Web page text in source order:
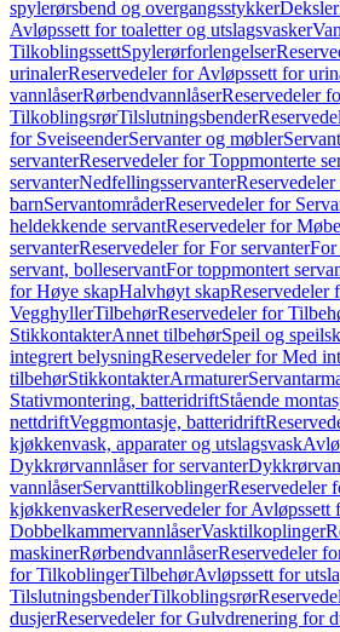
spylerørsbend og overgangsstykkerDeksler
Avløpssett for toaletter og utslagsvasker
TilkoblingssettSpylerørforlengelser
urinalerReservedeler for Avløpssett for
vannlåserRørbendvannlåserReservedeler
TilkoblingsrørTilslutningsbender
for SveiseenderServanter og møbler
servanterReservedeler for Toppmonterte
servanterNedfellingsservanter
barnServantområderReservedeler for
heldekkende servantReservedeler for
servanterReservedeler for For servanterFor
servant, bolleservantFor toppmontert
for Høye skapHalvhøyt skapReservedeler
VegghyllerTilbehørReservedeler for
StikkontakterAnnet tilbehørSpeil og
integrert belysningReservedeler for Med
tilbehørStikkontakterArmaturer
Stativmontering, batteridriftStående
nettdriftVeggmontasje, batteridrift
kjøkkenvask, apparater og utslagsvask
Dykkrørvannlåser for servanter
vannlåserServanttilkoblingerReservedeler
kjøkkenvaskerReservedeler for Avløpssett
DobbelkammervannlåserVasktilkoplinger
maskinerRørbendvannlåserReservedeler
for TilkoblingerTilbehørAvløpssett for
TilslutningsbenderTilkoblingsrør
dusjerReservedeler for Gulvdrenering for